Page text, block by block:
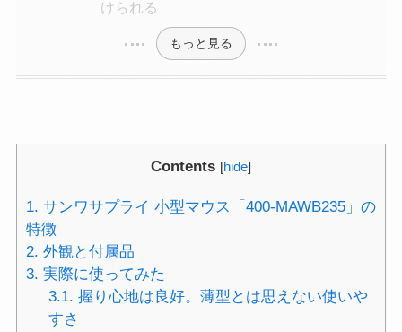
けられる
もっと見る
Contents [hide]
1. サンワサプライ 小型マウス「400-MAWB235」の
特徴
2. 外観と付属品
3. 実際に使ってみた
3.1. 握り心地は良好。薄型とは思えない使いや
すさ